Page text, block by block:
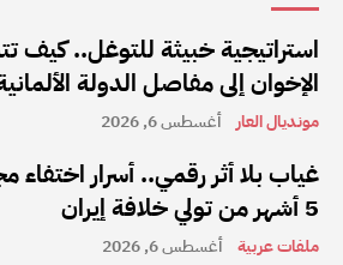
استراتيجية خبيثة للتوغل.. كيف
الإخوان إلى مفاصل الدولة
مونديال العار أغسطس 6, 2026
غياب بلا أثر رقمي.. أسرار اختفاء
5 أشهر من تولي خلافة إيران
ملفات عربية أغسطس 6, 2026